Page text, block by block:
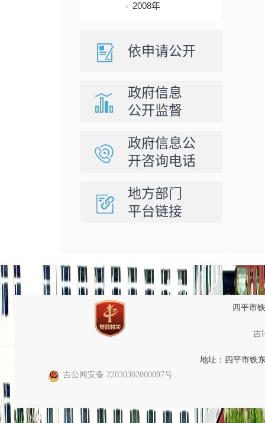
2008年
依申请公开
政府信息
公开监督
政府信息公
开咨询电话
地方部门
平台链接